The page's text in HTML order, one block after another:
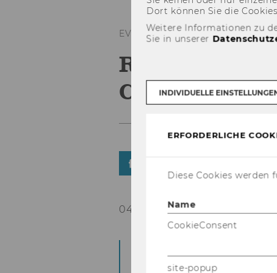
EVENTS
Review:
Cisco-CEO
04. März 2024
Chuck Rob­bins,
leu­te der Welt, war
Dort kön­nen Sie die
Weitere Informationen zu
Sie in unserer
INDIVIDUELLE
ERFORDERLICHE
Diese Cookies
Name
CookieConsent
site-popup